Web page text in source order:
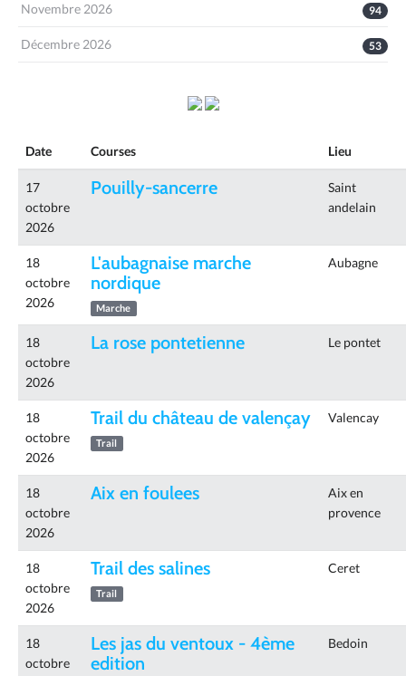
94
Novembre 2026
53
Décembre 2026
Date Courses Lieu
17
octobre
2026
Pouilly-sancerre
Saint
andelain
18
octobre
2026
L'aubagnaise marche
nordique
Marche
Aubagne
18
octobre
2026
La rose pontetienne Le pontet
18
octobre
2026
Trail du château de valençay
Trail
Valencay
18
octobre
2026
Aix en foulees
Aix en
provence
18
octobre
2026
Trail des salines
Trail
Ceret
18
octobre
Les jas du ventoux - 4ème
edition
Bedoin